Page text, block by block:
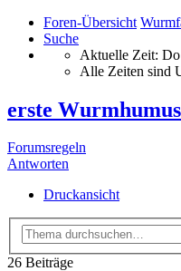
Foren-Übersicht
Suche
Aktuelle Zeit:
Alle Zeiten sind
erste
Forumsregeln
Antworten
Druckansicht
26 Beiträge